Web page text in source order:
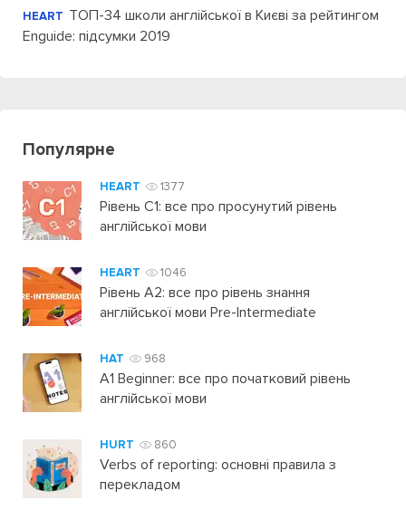
HEART ТОП-34 школи англійської в Києві за рейтингом
Enguide: підсумки 2019
Популярне
HEART 1377
Рівень C1: все про просунутий рівень
англійської мови
HEART 1046
Рівень А2: все про рівень знання
англійської мови Pre-Intermediate
HAT 968
A1 Beginner: все про початковий рівень
англійської мови
HURT 860
Verbs of reporting: основні правила з
перекладом